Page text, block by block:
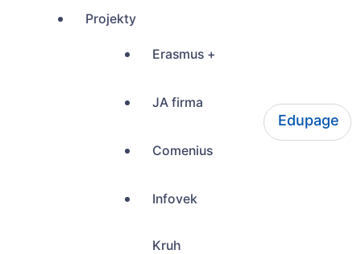
ŠUP Tokajícka 24, Bratislava
Projekty
Erasmus +
JA firma
Comenius
Infovek
Kruh
Edupage